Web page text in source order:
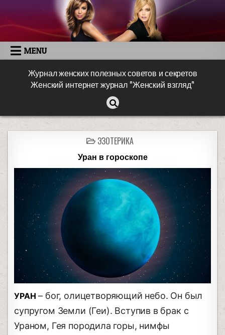
MENU
Журнал женских полезных советов и секретов
Женский интернет журнал "Женский взгляд"
ЭЗОТЕРИКА
Уран в гороскопе
УРАН – бог, олицетворяющий небо. Он был
супругом Земли (Геи). Вступив в брак с
Ураном, Гея породила горы, нимфы